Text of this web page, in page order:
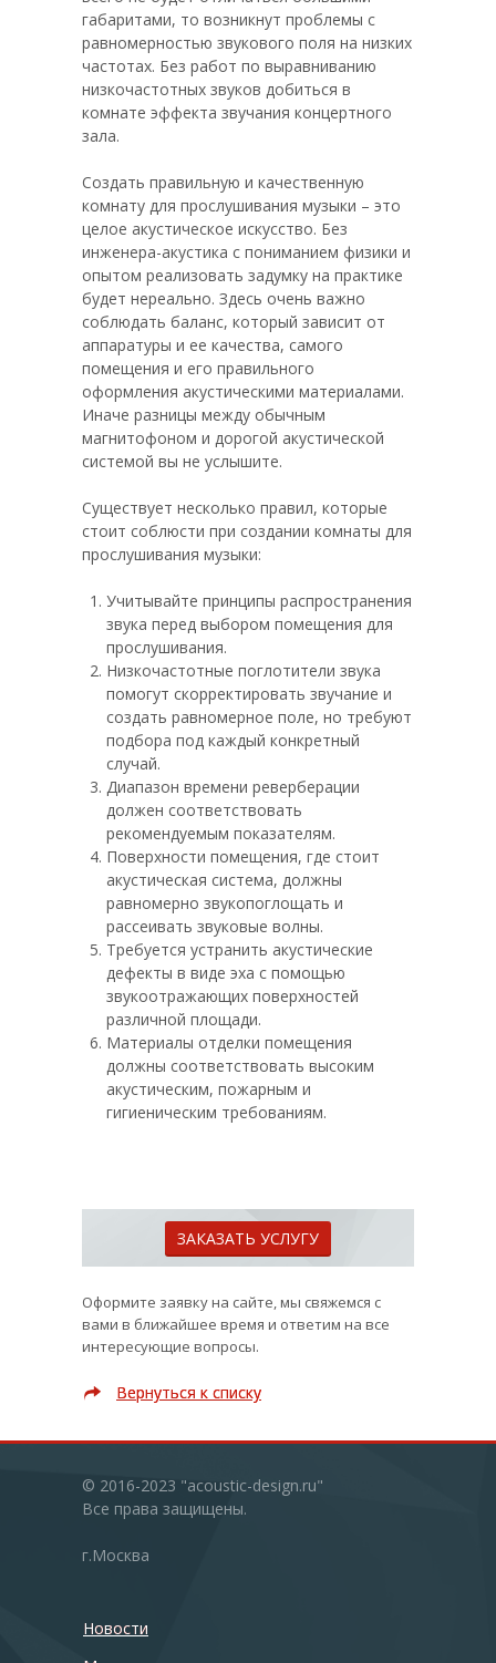
ЗАКАЗАТЬ УСЛУГУ
Оформите заявку на сайте, мы свяжемся с
вами в ближайшее время и ответим на все
интересующие вопросы.
Вернуться к списку
Вернуться к списку
габаритами, то возникнут проблемы с
равномерностью звукового поля на низких
частотах. Без работ по выравниванию
низкочастотных звуков добиться в
комнате эффекта звучания концертного
зала.
Создать правильную и качественную
комнату для прослушивания музыки – это
целое акустическое искусство. Без
инженера-акустика с пониманием физики и
опытом реализовать задумку на практике
будет нереально. Здесь очень важно
соблюдать баланс, который зависит от
аппаратуры и ее качества, самого
помещения и его правильного
оформления акустическими материалами.
Иначе разницы между обычным
магнитофоном и дорогой акустической
системой вы не услышите.
Существует несколько правил, которые
стоит соблюсти при создании комнаты для
прослушивания музыки:
Учитывайте принципы распространения
звука перед выбором помещения для
прослушивания.
Низкочастотные поглотители звука
помогут скорректировать звучание и
создать равномерное поле, но требуют
подбора под каждый конкретный
случай.
Диапазон времени реверберации
должен соответствовать
рекомендуемым показателям.
Поверхности помещения, где стоит
акустическая система, должны
равномерно звукопоглощать и
рассеивать звуковые волны.
Требуется устранить акустические
дефекты в виде эха с помощью
звукоотражающих поверхностей
различной площади.
Материалы отделки помещения
должны соответствовать высоким
акустическим, пожарным и
гигиеническим требованиям.
Новости
Новости
© 2016-2023 "acoustic-design.ru"
Все права защищены.
г.Москва